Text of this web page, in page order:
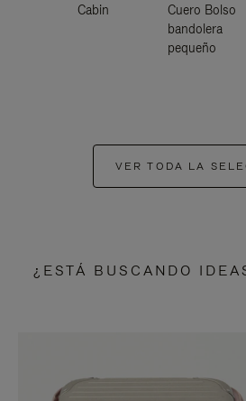
Cabin
Cuero Bolso
bandolera
pequeño
VER TODA LA
¿ESTÁ BUSCANDO